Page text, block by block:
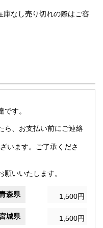
庫なし売り切れの際はご容
す。
ら、お支払い前にご連絡
います。ご了承くださ
いいたします。
森県 1,500円
城県 1,500円